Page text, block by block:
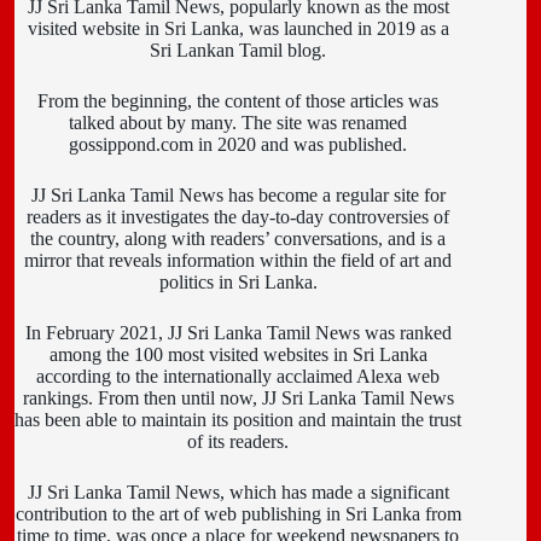
JJ Sri Lanka Tamil News, popularly known as the most
visited website in Sri Lanka, was launched in 2019 as a
Sri Lankan Tamil blog.
From the beginning, the content of those articles was
talked about by many. The site was renamed
gossippond.com in 2020 and was published.
JJ Sri Lanka Tamil News has become a regular site for
readers as it investigates the day-to-day controversies of
the country, along with readers’ conversations, and is a
mirror that reveals information within the field of art and
politics in Sri Lanka.
In February 2021, JJ Sri Lanka Tamil News was ranked
among the 100 most visited websites in Sri Lanka
according to the internationally acclaimed Alexa web
rankings. From then until now, JJ Sri Lanka Tamil News
has been able to maintain its position and maintain the trust
of its readers.
JJ Sri Lanka Tamil News, which has made a significant
contribution to the art of web publishing in Sri Lanka from
time to time, was once a place for weekend newspapers to